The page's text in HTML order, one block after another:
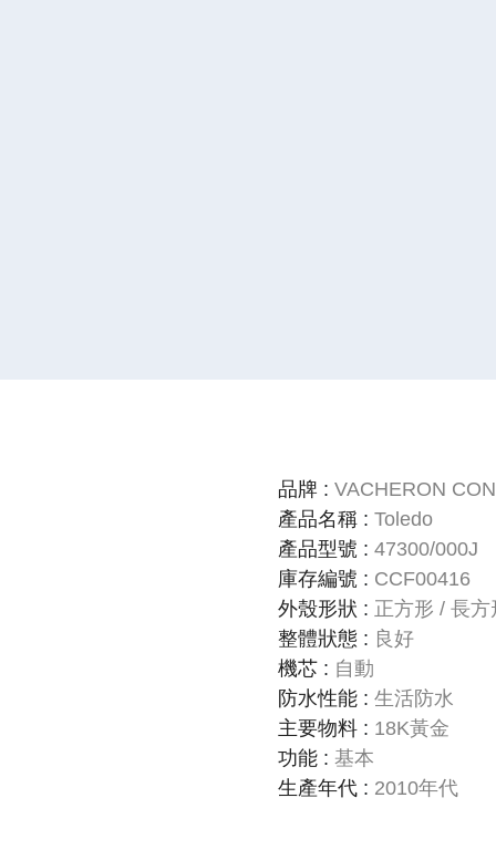
品牌 : VACHERON
產品名稱: Toledo
產品型號 : 47300/000J
庫存編號 : CCF00416
外殼形狀 : 正方形 / 長方
整體狀態: 良好
機芯: 自動
防水性能: 生活防水
主要物料: 18K黃金
功能: 基本
生產年代: 2010年代